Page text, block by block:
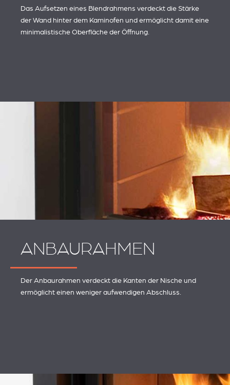
Das Aufsetzen eines Blendrahmens verdeckt die Stärke
der Wand hinter dem Kaminofen und ermöglicht damit eine
minimalistische Oberfläche der Öffnung.
ANBAURAHMEN
Der Anbaurahmen verdeckt die Kanten der Nische und
ermöglicht einen weniger aufwendigen Abschluss.